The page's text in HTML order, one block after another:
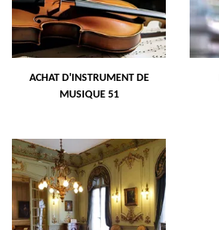
ACHAT D'INSTRUMENT DE
MUSIQUE 51